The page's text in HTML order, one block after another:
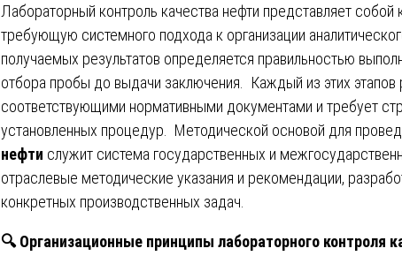
Лабораторный контроль качества нефти представляет собой
требующую системного подхода к организации
получаемых результатов определяется правильностью
отбора пробы до выдачи заключения. Каждый из этих этапов
соответствующими нормативными документами и требует
установленных процедур. Методической основой для
нефти служит система государственных и
отраслевые методические указания и рекомендации,
конкретных производственных задач.
🔍Организационные принципы лабораторного контроля